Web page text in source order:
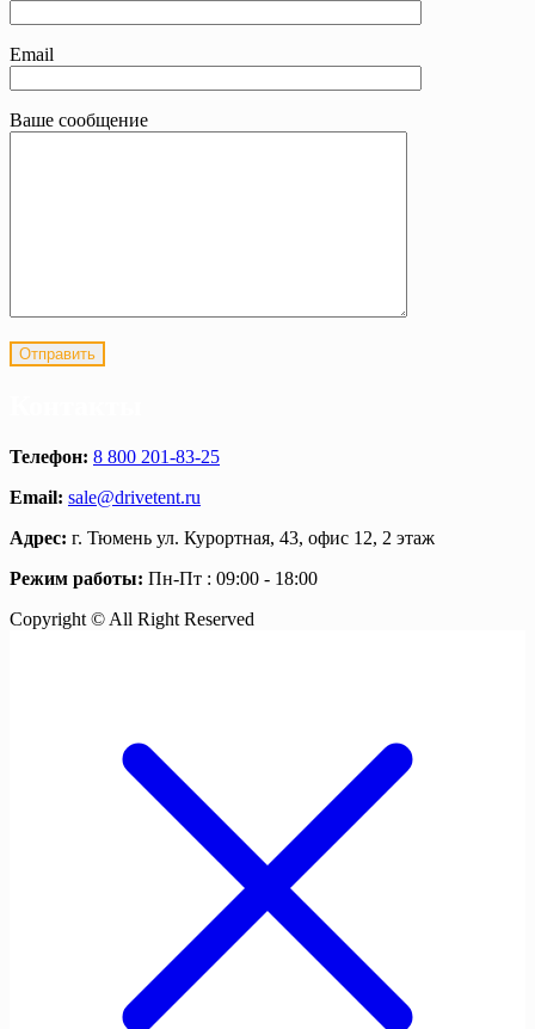
Email
Ваше сообщение
Телефон: 8 800 201-83-25
Email: sale@drivetent.ru
Адрес: г. Тюмень ул. Курортная, 43, офис 12, 2 этаж
Режим работы: Пн-Пт : 09:00 - 18:00
Copyright © All Right Reserved